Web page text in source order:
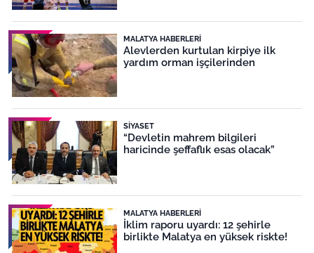
MALATYA HABERLERI
Alevlerden kurtulan kirpiye ilk
yardım orman işçilerinden
SIYASET
“Devletin mahrem bilgileri
haricinde şeffaflık esas olacak”
MALATYA HABERLERI
İklim raporu uyardı: 12 şehirle
birlikte Malatya en yüksek riskte!